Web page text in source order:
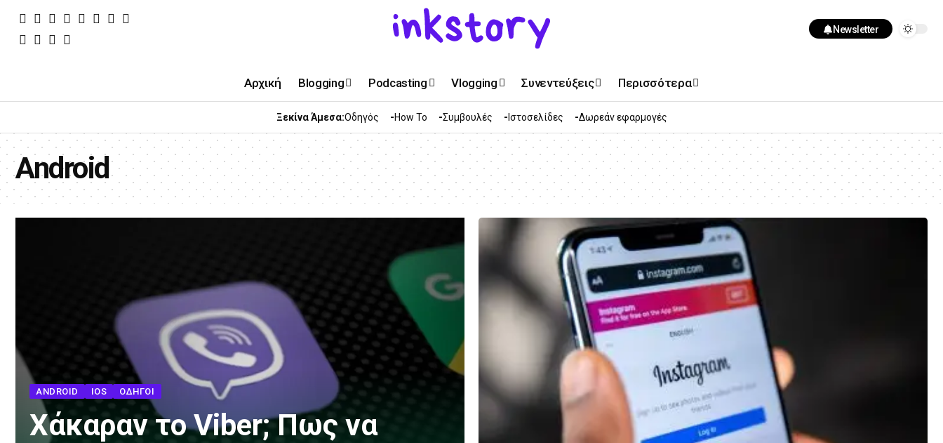
Newsletter
Αρχική Blogging Podcasting Vlogging Συνεντεύξεις Περισσότερα
Ξεκίνα Άμεσα:Οδηγός How To Συμβουλές Ιστοσελίδες Δωρεάν εφαρμογές
Android
ANDROID IOS ΟΔΗΓΟΊ
Χάκαραν το Viber; Πως να